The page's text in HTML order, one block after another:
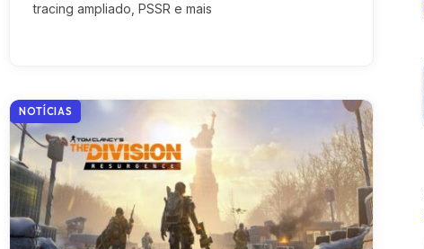
tracing ampliado, PSSR e mais
NOTÍCIAS